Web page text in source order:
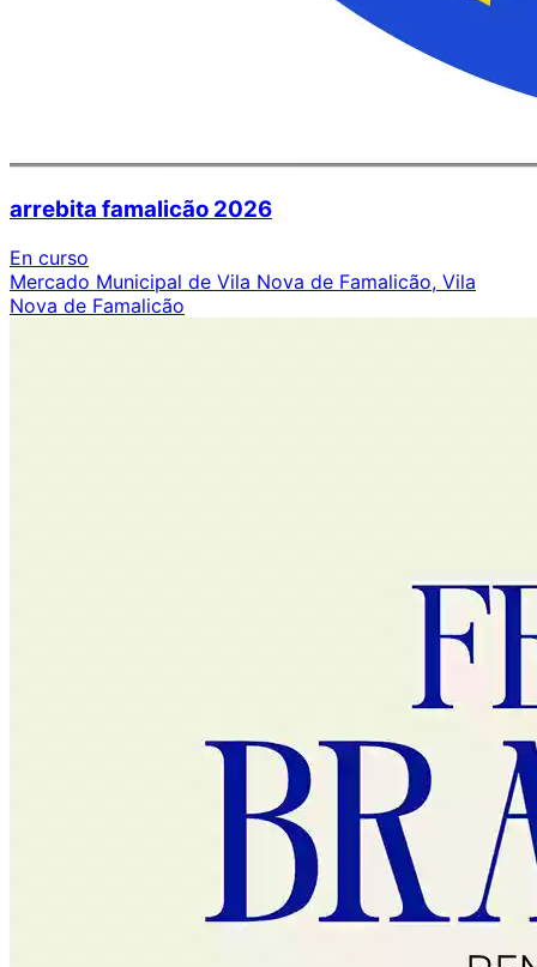
arrebita famalicão 2026
En curso
Mercado Municipal de Vila Nova de Famalicão, Vila
Nova de Famalicão